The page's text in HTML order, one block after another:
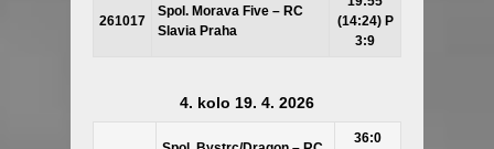
261017
Spol. Morava Five – RC
Slavia Praha
(14:24) P
3:9
4. kolo 19. 4. 2026
36:0